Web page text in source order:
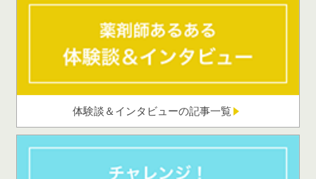
体験談＆インタビューの記事一覧